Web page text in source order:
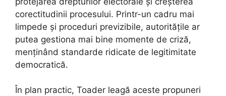
corectitudinii procesului. Printr-un cadru mai
limpede și proceduri previzibile, autoritățile ar
putea gestiona mai bine momente de criză,
menținând standarde ridicate de legitimitate
democratică.
În plan practic, Toader leagă aceste propuneri